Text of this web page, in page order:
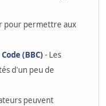
pour permettre aux
(BBC) - Les
d'un peu de
peuvent